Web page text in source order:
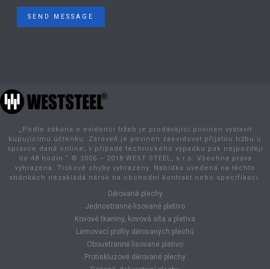
SEND MESSAGE
„Podle zákona o evidenci tržeb je prodávající povinen vystavit
kupujícímu účtenku. Zároveň je povinen zaevidovat přijatou tržbu u
správce daně online; v případě technického výpadku pak nejpozději
do 48 hodin.“ © 2006 – 2018 WEST STEEL, s.r.o. Všechna práva
vyhrazena. Tiskové chyby vyhrazeny. Nabídka uvedená na těchto
stránkách nezakládá nárok na obchodní kontrakt nebo specifikaci.
Děrované plechy
Jednostranně lisované pletivo
Kovové tkaniny, kovová síta a pletiva
Lemovací profily děrovaných plechů
Oboustranně lisované pletivo
Protiskluzové děrované plechy